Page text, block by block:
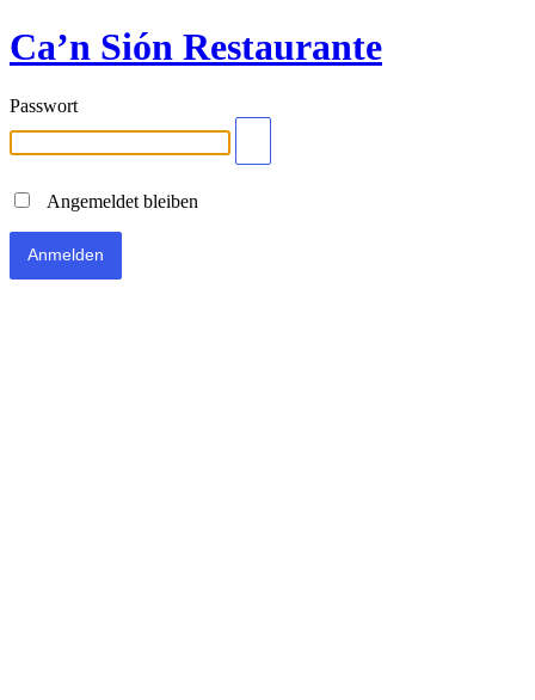
Ca’n Sión Restaurante
Passwort
Angemeldet bleiben